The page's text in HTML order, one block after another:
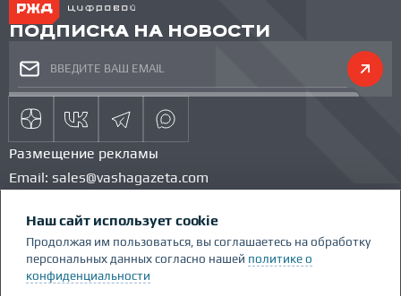
ПОДПИСКА НА НОВОСТИ
Размещение рекламы
Email: sales@vashagazeta.com
КОМАНДА ПРОЕКТА
КОНКУРС
ГЛОССАРИЙ
Сделано Люди.People
Наш сайт использует cookie
Продолжая им пользоваться, вы соглашаетесь на обработку
персональных данных согласно нашей политике о
конфиденциальности